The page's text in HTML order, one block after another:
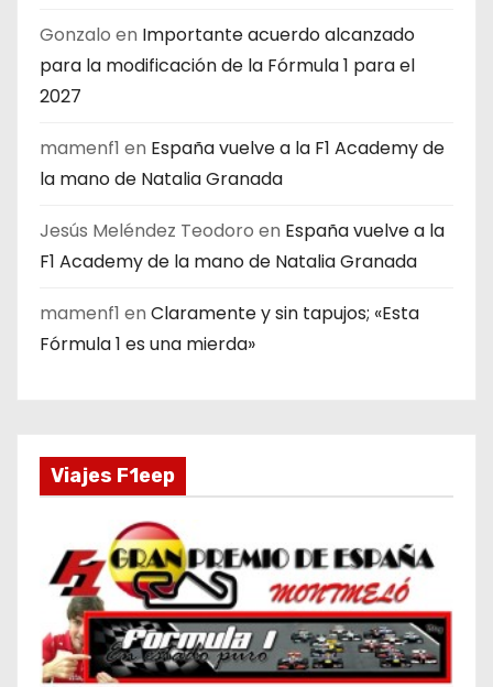
Gonzalo en Importante acuerdo alcanzado
para la modificación de la Fórmula 1 para el
2027
mamenf1 en España vuelve a la F1 Academy de
la mano de Natalia Granada
Jesús Meléndez Teodoro en España vuelve a la
F1 Academy de la mano de Natalia Granada
mamenf1 en Claramente y sin tapujos; «Esta
Fórmula 1 es una mierda»
Viajes F1eep